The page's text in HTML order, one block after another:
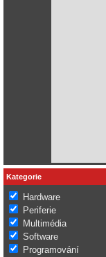
Kategorie
Hardware
Periferie
Multimédia
Software
Programování